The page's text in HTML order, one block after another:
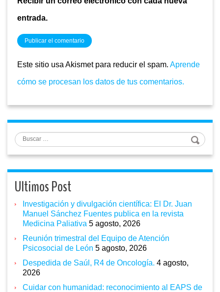
entrada.
Este sitio usa Akismet para reducir el spam. Aprende
cómo se procesan los datos de tus comentarios.
Buscar
Ultimos Post
Investigación y divulgación científica: El Dr. Juan
Manuel Sánchez Fuentes publica en la revista
Medicina Paliativa 5 agosto, 2026
Reunión trimestral del Equipo de Atención
Psicosocial de León 5 agosto, 2026
Despedida de Saúl, R4 de Oncología. 4 agosto,
2026
Cuidar con humanidad: reconocimiento al EAPS de